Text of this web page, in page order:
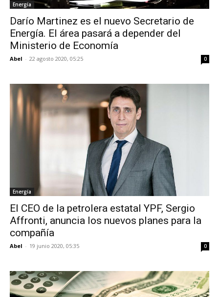
Energía
Darío Martinez es el nuevo Secretario de
Energía. El área pasará a depender del
Ministerio de Economía
Abel - 22 agosto 2020, 05:25 0
Energía
El CEO de la petrolera estatal YPF, Sergio
Affronti, anuncia los nuevos planes para la
compañía
Abel - 19 junio 2020, 05:35 0